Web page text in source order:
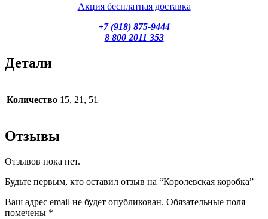
Акция бесплатная доставка
+7 (918) 875-9444
8 800 2011 353
Детали
Количество 15, 21, 51
Отзывы
Отзывов пока нет.
Будьте первым, кто оставил отзыв на “Королевская коробка”
Ваш адрес email не будет опубликован. Обязательные поля
помечены *